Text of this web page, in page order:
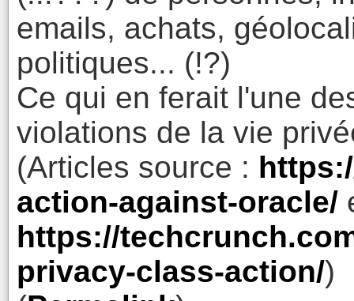
emails, achats,
politiques... (!?)
Ce qui en ferait l'une
violations de la vie
(Articles source :
action-against-oracle/
https://
privacy-class-action/)